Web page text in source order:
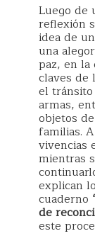
Luego de
reflexión
idea de
una
paz, en la
claves de
el tránsito
armas,
objetos
familias.
vivencias
mientras
explican
cuaderno
de
este